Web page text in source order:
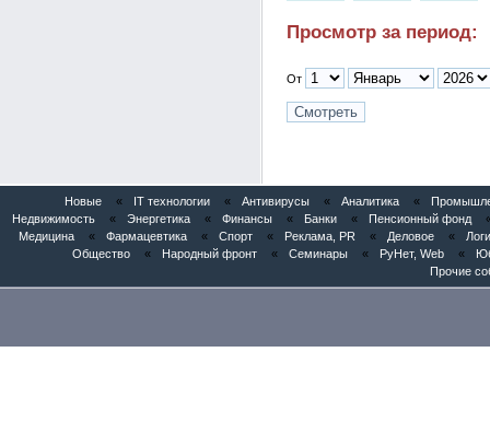
Просмотр за период:
От
Новые « IT технологии « Антивирусы « Аналитика «
Недвижимость
« Энергетика « Финансы « Банки « Пенсионный фонд
Медицина
« Фармацевтика « Спорт « Реклама, PR « Деловое «
Общество
« Народный фронт « Семинары « РуНет, Web «
Прочие